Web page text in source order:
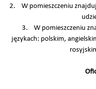
2. W pomieszczeniu
3. W pomieszczeniu
językach: polskim,